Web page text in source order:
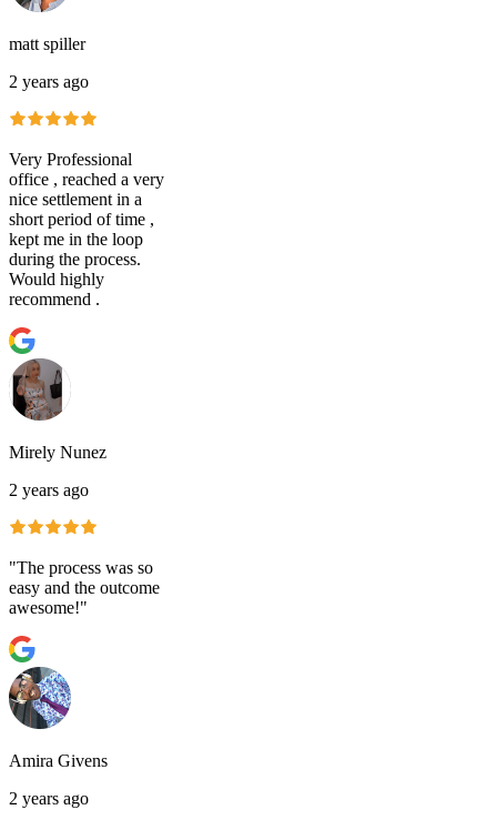
matt spiller
2 years ago
Very Professional
office , reached a very
nice settlement in a
short period of time ,
kept me in the loop
during the process.
Would highly
recommend .
Mirely Nunez
2 years ago
"The process was so
easy and the outcome
awesome!"
Amira Givens
2 years ago